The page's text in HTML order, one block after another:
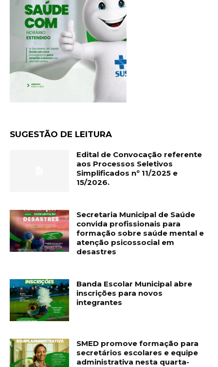
SUGESTÃO DE LEITURA
Edital de Convocação referente
aos Processos Seletivos
Simplificados nº 11/2025 e
15/2026.
Secretaria Municipal de Saúde
convida profissionais para
formação sobre saúde mental e
atenção psicossocial em
desastres
Banda Escolar Municipal abre
inscrições para novos
integrantes
SMED promove formação para
secretários escolares e equipe
administrativa nesta quarta-